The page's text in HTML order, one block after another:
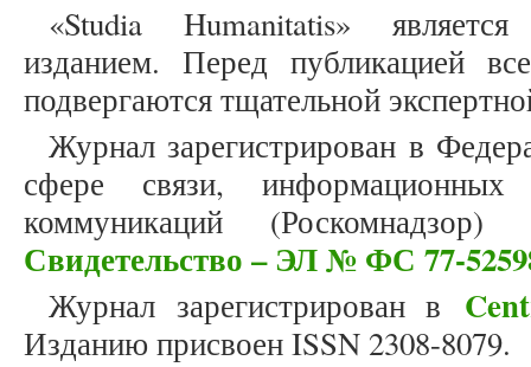
«Studia Humanitatis»
изданием. Перед публикацией
подвергаются тщательной
Журнал зарегистрирован в
сфере связи,
коммуникаций
Свидетельство – ЭЛ № ФС 77-
Журнал зарегистрирован в
Изданию присвоен ISSN 2308-8079.